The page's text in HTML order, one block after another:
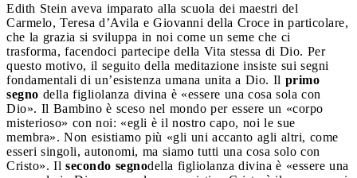
Edith Stein aveva imparato alla scuola dei maestri del
Carmelo, Teresa d’Avila e Giovanni della Croce in particolare,
che la grazia si sviluppa in noi come un seme che ci
trasforma, facendoci partecipe della Vita stessa di Dio. Per
questo motivo, il seguito della meditazione insiste sui segni
fondamentali di un’esistenza umana unita a Dio. Il primo
segno della figliolanza divina è «essere una cosa sola con
Dio». Il Bambino è sceso nel mondo per essere un «corpo
misterioso» con noi: «egli è il nostro capo, noi le sue
membra». Non esistiamo più «gli uni accanto agli altri, come
esseri singoli, autonomi, ma siamo tutti una cosa solo con
Cristo». Il secondo segnodella figliolanza divina è «essere una